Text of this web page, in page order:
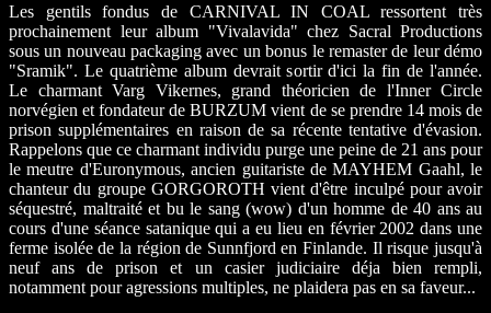
Les gentils fondus de CARNIVAL IN COAL ressortent très
prochainement leur album "Vivalavida" chez Sacral Productions
sous un nouveau packaging avec un bonus le remaster de leur démo
"Sramik". Le quatrième album devrait sortir d'ici la fin de l'année.
Le charmant Varg Vikernes, grand théoricien de l'Inner Circle
norvégien et fondateur de BURZUM vient de se prendre 14 mois de
prison supplémentaires en raison de sa récente tentative d'évasion.
Rappelons que ce charmant individu purge une peine de 21 ans pour
le meutre d'Euronymous, ancien guitariste de MAYHEM Gaahl, le
chanteur du groupe GORGOROTH vient d'être inculpé pour avoir
séquestré, maltraité et bu le sang (wow) d'un homme de 40 ans au
cours d'une séance satanique qui a eu lieu en février 2002 dans une
ferme isolée de la région de Sunnfjord en Finlande. Il risque jusqu'à
neuf ans de prison et un casier judiciaire déja bien rempli,
notamment pour agressions multiples, ne plaidera pas en sa faveur...